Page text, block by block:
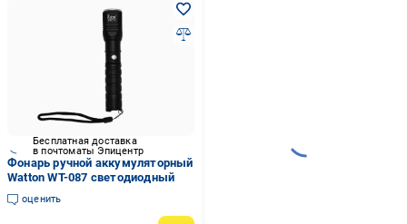
Бесплатная доставка
в почтоматы Эпицентр
Фонарь ручной аккумуляторный
Watton WT-087 светодиодный
оценить